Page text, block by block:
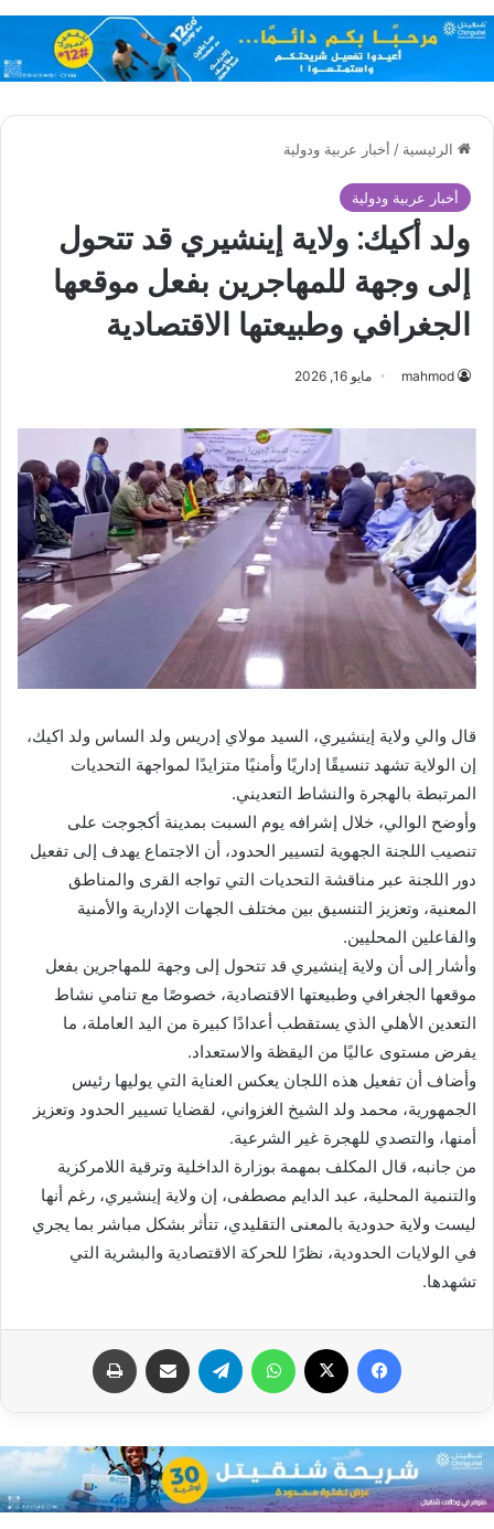
الرئيسية / أخبار عربية ودولية
أخبار عربية ودولية
ولد أكيك: ولاية إينشيري قد تتحول
إلى وجهة للمهاجرين بفعل موقعها
الجغرافي وطبيعتها الاقتصادية
mahmod مايو 16, 2026
قال والي ولاية إينشيري، السيد مولاي إدريس ولد الساس ولد اكيك،
إن الولاية تشهد تنسيقًا إداريًا وأمنيًا متزايدًا لمواجهة التحديات
المرتبطة بالهجرة والنشاط التعديني.
وأوضح الوالي، خلال إشرافه يوم السبت بمدينة أكجوجت على
تنصيب اللجنة الجهوية لتسيير الحدود، أن الاجتماع يهدف إلى تفعيل
دور اللجنة عبر مناقشة التحديات التي تواجه القرى والمناطق
المعنية، وتعزيز التنسيق بين مختلف الجهات الإدارية والأمنية
والفاعلين المحليين.
وأشار إلى أن ولاية إينشيري قد تتحول إلى وجهة للمهاجرين بفعل
موقعها الجغرافي وطبيعتها الاقتصادية، خصوصًا مع تنامي نشاط
التعدين الأهلي الذي يستقطب أعدادًا كبيرة من اليد العاملة، ما
يفرض مستوى عاليًا من اليقظة والاستعداد.
وأضاف أن تفعيل هذه اللجان يعكس العناية التي يوليها رئيس
الجمهورية، محمد ولد الشيخ الغزواني، لقضايا تسيير الحدود وتعزيز
أمنها، والتصدي للهجرة غير الشرعية.
من جانبه، قال المكلف بمهمة بوزارة الداخلية وترقية اللامركزية
والتنمية المحلية، عبد الدايم مصطفى، إن ولاية إينشيري، رغم أنها
ليست ولاية حدودية بالمعنى التقليدي، تتأثر بشكل مباشر بما يجري
في الولايات الحدودية، نظرًا للحركة الاقتصادية والبشرية التي
تشهدها.
فيسبوك واتساب تيلقرام مشاركة عبر البريد